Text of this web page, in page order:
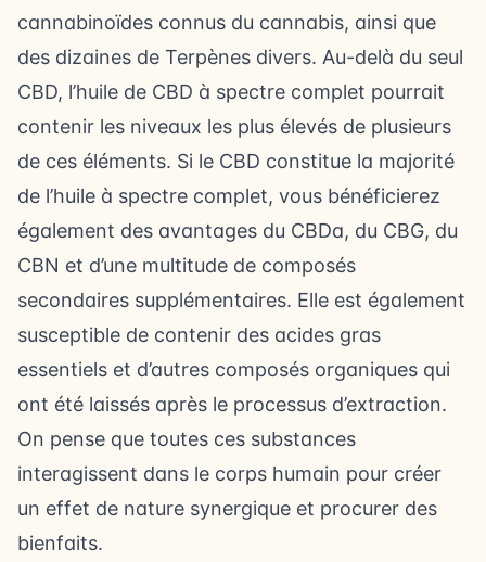
cannabinoïdes connus du cannabis, ainsi que
des dizaines de Terpènes divers. Au-delà du seul
CBD, l’huile de CBD à spectre complet pourrait
contenir les niveaux les plus élevés de plusieurs
de ces éléments. Si le CBD constitue la majorité
de l’huile à spectre complet, vous bénéficierez
également des avantages du CBDa, du CBG, du
CBN et d’une multitude de composés
secondaires supplémentaires. Elle est également
susceptible de contenir des acides gras
essentiels et d’autres composés organiques qui
ont été laissés après le processus d’extraction.
On pense que toutes ces substances
interagissent dans le corps humain pour créer
un effet de nature synergique et procurer des
bienfaits.